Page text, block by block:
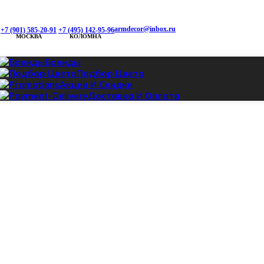
+7 (901) 585-20-91
МОСКВА
+7 (495) 142-95-96
КОЛОМНА
armdecor@inbox.ru
Бренды
Подбор Цвета
Акции И Скидки
Доставка И Оплата